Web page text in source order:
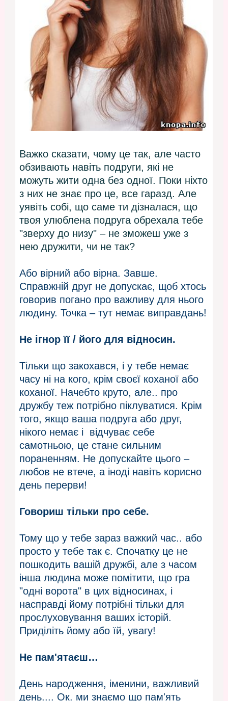
Важко сказати, чому це так, але часто
обзивають навіть подруги, які не
можуть жити одна без одної. Поки ніхто
з них не знає про це, все гаразд. Але
уявіть собі, що саме ти дізналася, що
твоя улюблена подруга обрехала тебе
"зверху до низу" – не зможеш уже з
нею дружити, чи не так?
Або вірний або вірна. Завше.
Справжній друг не допускає, щоб хтось
говорив погано про важливу для нього
людину. Точка – тут немає виправдань!
Не ігнор її / його для відносин.
Тільки що закохався, і у тебе немає
часу ні на кого, крім своєї коханої або
коханої. Начебто круто, але.. про
дружбу теж потрібно піклуватися. Крім
того, якщо ваша подруга або друг,
нікого немає і відчуває себе
самотньою, це стане сильним
пораненням. Не допускайте цього –
любов не втече, а іноді навіть корисно
день перерви!
Говориш тільки про себе.
Тому що у тебе зараз важкий час.. або
просто у тебе так є. Спочатку це не
пошкодить вашій дружбі, але з часом
інша людина може помітити, що гра
"одні ворота" в цих відносинах, і
насправді йому потрібні тільки для
прослуховування ваших історій.
Приділіть йому або їй, увагу!
Не пам'ятаєш…
День народження, іменини, важливий
день.... Ок. ми знаємо що пам'ять